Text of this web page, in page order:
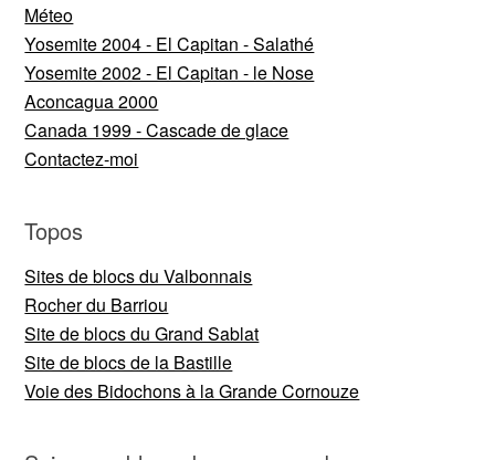
Méteo
Yosemite 2004 - El Capitan - Salathé
Yosemite 2002 - El Capitan - le Nose
Aconcagua 2000
Canada 1999 - Cascade de glace
Contactez-moi
Topos
Sites de blocs du Valbonnais
Rocher du Barriou
Site de blocs du Grand Sablat
Site de blocs de la Bastille
Voie des Bidochons à la Grande Cornouze